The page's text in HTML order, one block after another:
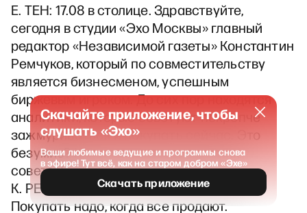
Е. ТЕН: 17.08 в столице. Здравствуйте,
сегодня в студии «Эхо Москвы» главный
редактор «Независимой газеты» Константин
Ремчуков, который по совместительству
является бизнесменом, успешным
биржевым игроком. До сих пор находятся
аналитики, которые советуют покрепче
зажмуриваться и покупать сейчас. Это
безумие? Какова ваша оценка таких
советов?
К. РЕМЧУКОВ: Это классический совет.
Покупать надо, когда все продают.
Скачайте приложение, чтобы
слушать «Эхо»
Ваши любимые ведущие и программы снова
в эфире! Тут всё, как на старом добром «Эхе»
Скачать приложение